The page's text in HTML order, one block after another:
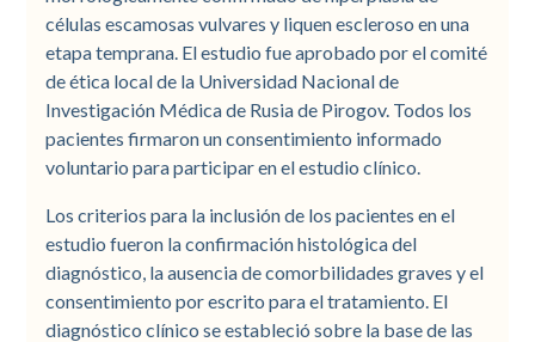
células escamosas vulvares y liquen escleroso en una
etapa temprana. El estudio fue aprobado por el comité
de ética local de la Universidad Nacional de
Investigación Médica de Rusia de Pirogov. Todos los
pacientes firmaron un consentimiento informado
voluntario para participar en el estudio clínico.
Los criterios para la inclusión de los pacientes en el
estudio fueron la confirmación histológica del
diagnóstico, la ausencia de comorbilidades graves y el
consentimiento por escrito para el tratamiento. El
diagnóstico clínico se estableció sobre la base de las